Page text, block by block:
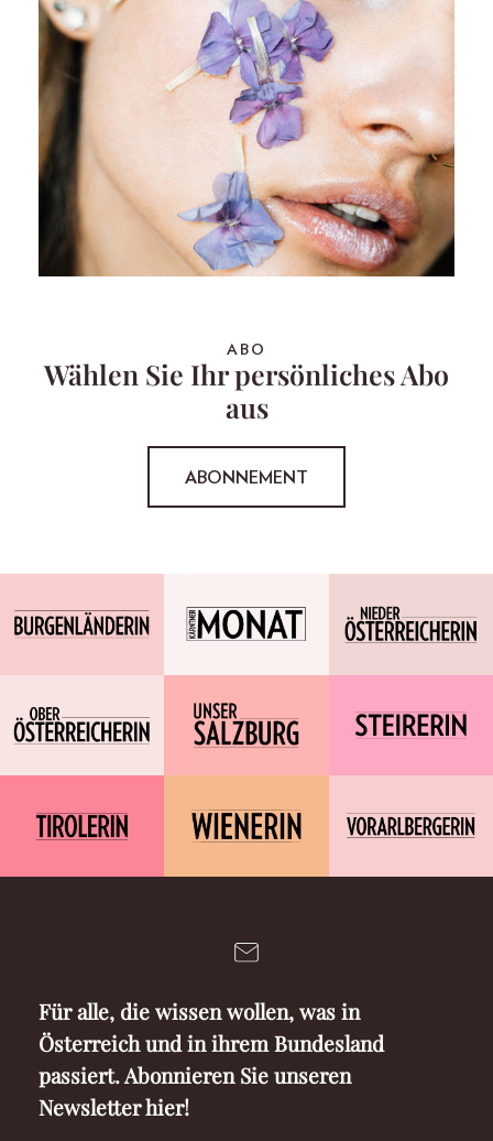
ABO
Wählen Sie Ihr persönliches Abo
aus
ABONNEMENT
Für alle, die wissen wollen, was in
Österreich und in ihrem Bundesland
passiert. Abonnieren Sie unseren
Newsletter hier!